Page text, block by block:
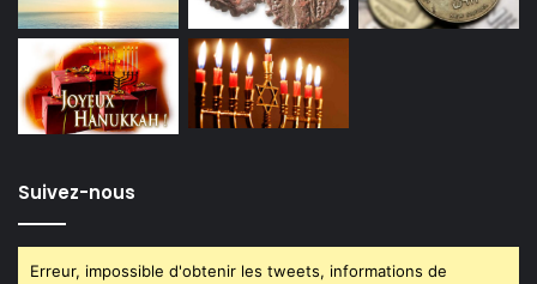
Suivez-nous
Erreur, impossible d'obtenir les tweets, informations de